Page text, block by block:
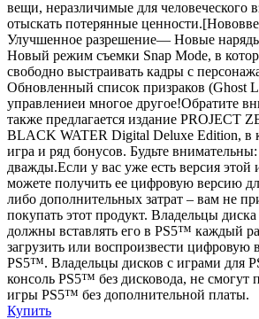
вещи, неразличимые для человеческого
отыскать потерянные
Улучшенное разрешение— Новые
Новый режим съемки Snap Mode, в
свободно выстраивать кадры с
Обновленный список призраков (Ghost
управлениеи многое другое!Обратите
также предлагается издание PROJECT
BLACK WATER Digital Deluxe Edition, в
игра и ряд бонусов. Будьте
дважды.Если у вас уже есть версия
можете получить ее цифровую версию
либо дополнительных затрат – вам не
покупать этот продукт. Владельцы
должны вставлять его в PS5™ каждый
загрузить или воспроизвести цифровую
PS5™. Владельцы дисков с играми для
консоль PS5™ без дисковода, не смогут
игры PS5™ без дополнительной платы.
Купить